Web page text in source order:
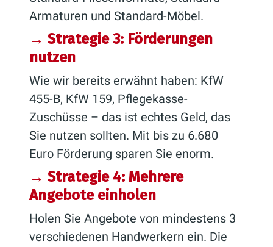
Armaturen und Standard-Möbel.
→ Strategie 3: Förderungen
nutzen
Wie wir bereits erwähnt haben: KfW
455-B, KfW 159, Pflegekasse-
Zuschüsse – das ist echtes Geld, das
Sie nutzen sollten. Mit bis zu 6.680
Euro Förderung sparen Sie enorm.
→ Strategie 4: Mehrere
Angebote einholen
Holen Sie Angebote von mindestens 3
verschiedenen Handwerkern ein. Die